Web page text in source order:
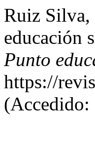
Ruiz Silva,
educación
Punto
https://
(Accedido: